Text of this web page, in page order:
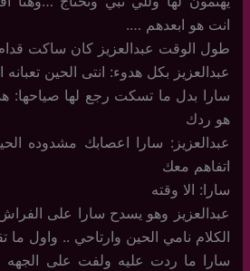
انت هو ابعدهم ….
طول الوقت عبدالعزيز كان ساكت
عبدالعزيز بكل هدوء: انتى الحين
سارا بدل ما تسكت رجع لها صياحها:
هو ردك
عبدالعزيز: سارا اعصابك مشدوده
اتفاهم معك
سارا: الا وقته
عبدالعزيز وهو يسدح سارا على
الكلام نامي الحين وارتاحي .. واول ما
سارا ما ردت عليه ولفت على الجهه